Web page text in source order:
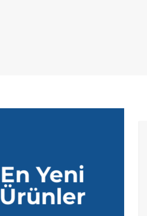
En Yeni
Ürünler